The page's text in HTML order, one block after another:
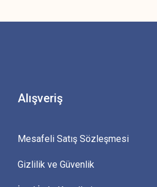
Alışveriş
Mesafeli Satış Sözleşmesi
Gizlilik ve Güvenlik